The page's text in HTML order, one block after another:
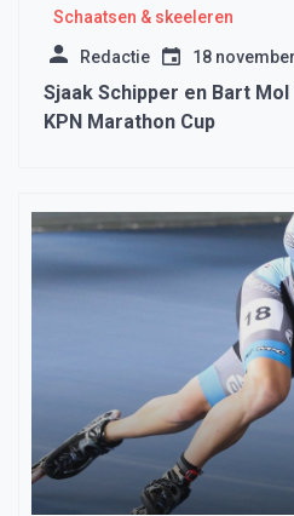
Schaatsen & skeeleren
Redactie 18
Sjaak Schipper en Bart
KPN Marathon Cup